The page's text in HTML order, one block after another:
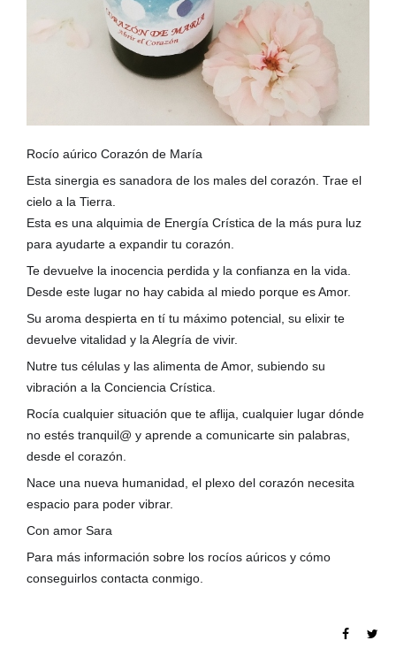
Rocío aúrico Corazón de María
Esta sinergia es sanadora de los males del corazón. Trae el
cielo a la Tierra.
Esta es una alquimia de Energía Crística de la más pura luz
para ayudarte a expandir tu corazón.
Te devuelve la inocencia perdida y la confianza en la vida.
Desde este lugar no hay cabida al miedo porque es Amor.
Su aroma despierta en tí tu máximo potencial, su elixir te
devuelve vitalidad y la Alegría de vivir.
Nutre tus células y las alimenta de Amor, subiendo su
vibración a la Conciencia Crística.
Rocía cualquier situación que te aflija, cualquier lugar dónde
no estés tranquil@ y aprende a comunicarte sin palabras,
desde el corazón.
Nace una nueva humanidad, el plexo del corazón necesita
espacio para poder vibrar.
Con amor Sara
Para más información sobre los rocíos aúricos y cómo
conseguirlos contacta conmigo.